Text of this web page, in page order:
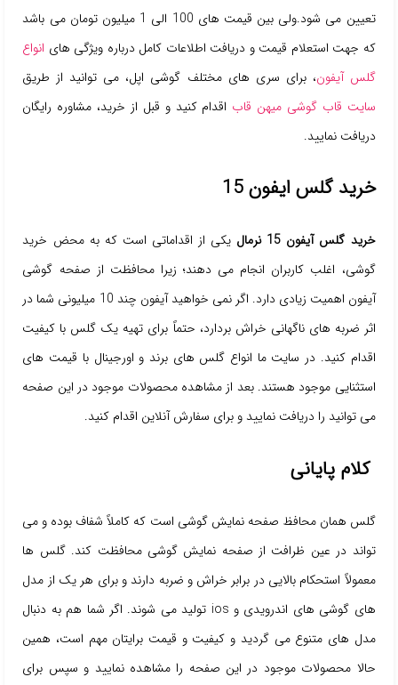
تعیین می شود.ولی بین قیمت های 100 الی 1 میلیون تومان می باشد
که جهت استعلام قیمت و دریافت اطلاعات کامل درباره ویژگی های انواع
گلس آیفون، برای سری های مختلف گوشی اپل، می توانید از طریق
سایت قاب گوشی میهن قاب اقدام کنید و قبل از خرید، مشاوره رایگان
دریافت نمایید.
خرید گلس ایفون 15
خرید گلس آیفون 15 نرمال
یکی از اقداماتی است که به محض خرید
گوشی، اغلب کاربران انجام می دهند؛ زیرا محافظت از صفحه گوشی
آیفون اهمیت زیادی دارد. اگر نمی خواهید آیفون چند 10 میلیونی شما در
اثر ضربه های ناگهانی خراش بردارد، حتماً برای تهیه یک گلس با کیفیت
اقدام کنید. در سایت ما انواع گلس های برند و اورجینال با قیمت های
استثنایی موجود هستند. بعد از مشاهده محصولات موجود در این صفحه
می توانید را دریافت نمایید و برای سفارش آنلاین اقدام کنید.
کلام پایانی
گلس همان محافظ صفحه نمایش گوشی است که کاملاً شفاف بوده و می
تواند در عین ظرافت از صفحه نمایش گوشی محافظت کند. گلس ها
معمولاً استحکام بالایی در برابر خراش و ضربه دارند و برای هر یک از مدل
های گوشی های اندرویدی و ios تولید می شوند. اگر شما هم به دنبال
مدل های متنوع می گردید و کیفیت و قیمت برایتان مهم است، همین
حالا محصولات موجود در این صفحه را مشاهده نمایید و سپس برای